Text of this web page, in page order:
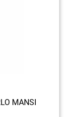
MANSI